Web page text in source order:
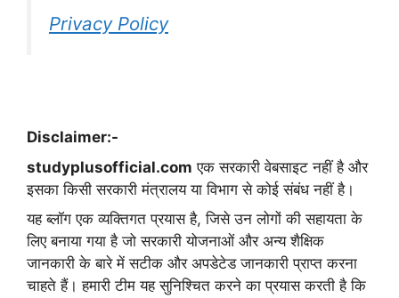
Privacy Policy
Disclaimer:-
studyplusofficial.com एक सरकारी वेबसाइट नहीं है और
इसका किसी सरकारी मंत्रालय या विभाग से कोई संबंध नहीं है।
यह ब्लॉग एक व्यक्तिगत प्रयास है, जिसे उन लोगों की सहायता के
लिए बनाया गया है जो सरकारी योजनाओं और अन्य शैक्षिक
जानकारी के बारे में सटीक और अपडेटेड जानकारी प्राप्त करना
चाहते हैं। हमारी टीम यह सुनिश्चित करने का प्रयास करती है कि